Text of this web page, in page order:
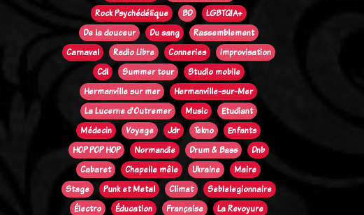
Rock Psychédélique
BD
LGBTQIA+
De la douceur
Du sang
Rassemblement
Carnaval
Radio Libre Conneries
Improvisation
Cdl
Summer tour
Studio mobile
Hermanville sur mer
Hermanville-sur-Mer
La Lucerne d'Outremer
Music
Etudiant
Médecin
Voyage Jdr Tekno
Enfants
HOP POP HOP
Normandie Drum & Bass
Dnb
Cabaret
Chapelle mêle Ukraine
Maire
Stage
Punk et Metal Climat
Seblelegionnaire
Électro
Éducation Française
La Revoyure